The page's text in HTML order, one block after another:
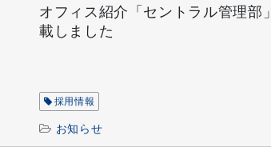
オフィス紹介「セントラル管理部
載しました
採用情報
お知らせ